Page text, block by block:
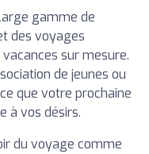
gamme de
des voyages
sur mesure.
de jeunes ou
que votre prochaine
à vos désirs.
du voyage comme